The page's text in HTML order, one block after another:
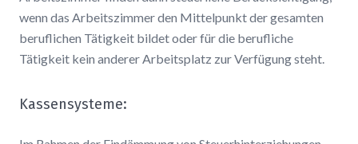
wenn das Arbeitszimmer den Mittelpunkt der gesamten
beruflichen Tätigkeit bildet oder für die berufliche
Tätigkeit kein anderer Arbeitsplatz zur Verfügung steht.
Kassensysteme: